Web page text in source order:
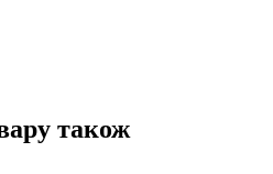
також